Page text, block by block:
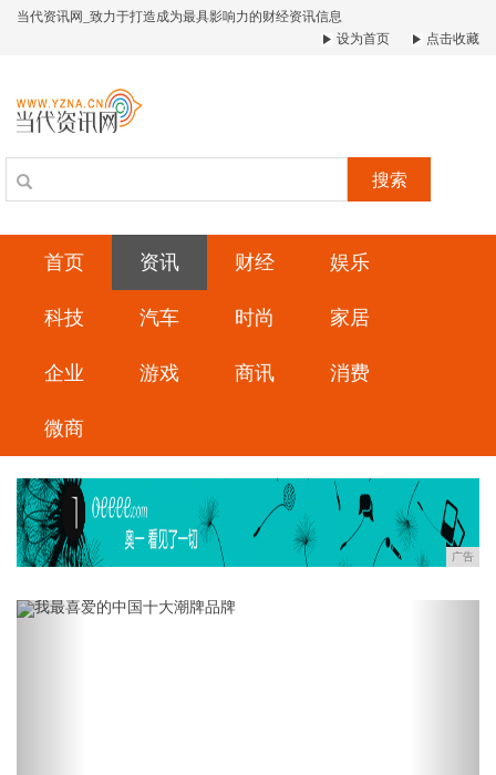
当代资讯网_致力于打造成为最具影响力的财经资讯信息
设为首页
点击收藏
搜索
首页 资讯 财经 娱乐
科技 汽车 时尚 家居
企业 游戏 商讯 消费
微商
广告
Previous